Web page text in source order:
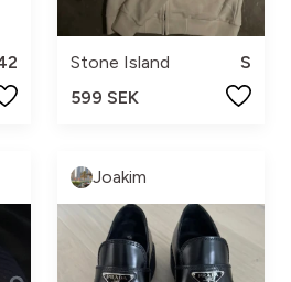
Stone Island
S
599 SEK
Joakim